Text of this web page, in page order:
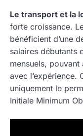
Le transport et la
forte croissance.
bénéficient d’une
salaires débutants
mensuels,
avec l’expérience.
uniquement le
Initiale Minimum